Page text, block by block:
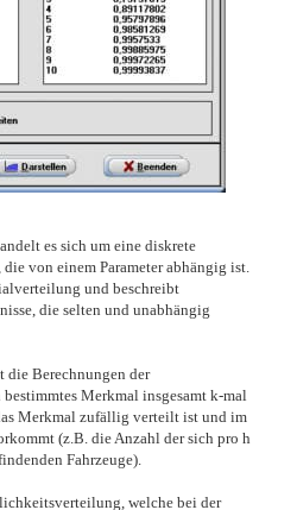
es sich um eine diskrete
von einem Parameter abhängig ist.
und beschreibt
die selten und unabhängig
die Berechnungen der
Merkmal insgesamt k-mal
Merkmal zufällig verteilt ist und im
(z.B. die Anzahl der sich pro h
Fahrzeuge).
welche bei der